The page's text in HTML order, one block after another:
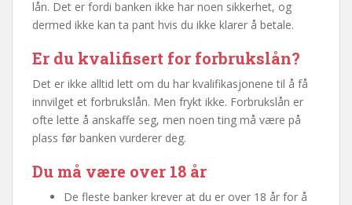
lån. Det er fordi banken ikke har noen sikkerhet, og
dermed ikke kan ta pant hvis du ikke klarer å betale.
Er du kvalifisert for forbrukslån?
Det er ikke alltid lett om du har kvalifikasjonene til å få
innvilget et forbrukslån. Men frykt ikke. Forbrukslån er
ofte lette å anskaffe seg, men noen ting må være på
plass før banken vurderer deg.
Du må være over 18 år
De fleste banker krever at du er over 18 år for å